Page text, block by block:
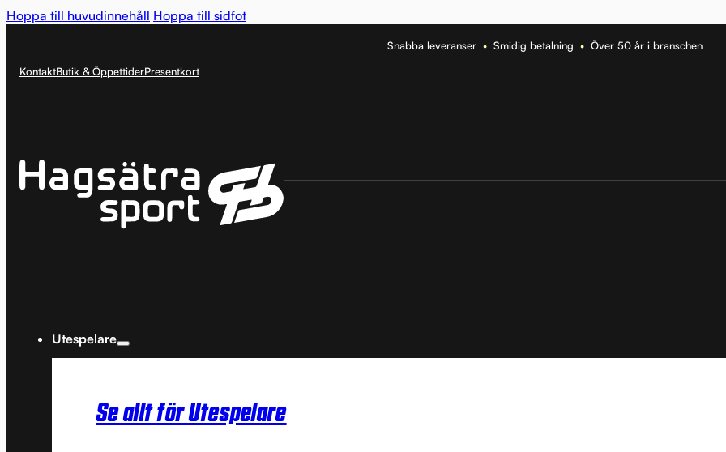
Hoppa till huvudinnehåll Hoppa till sidfot
Snabba leveranser •Smidig betalning •Över 50 år i branschen
KontaktButik & ÖppettiderPresentkort
Utespelare
Se allt för Utespelare